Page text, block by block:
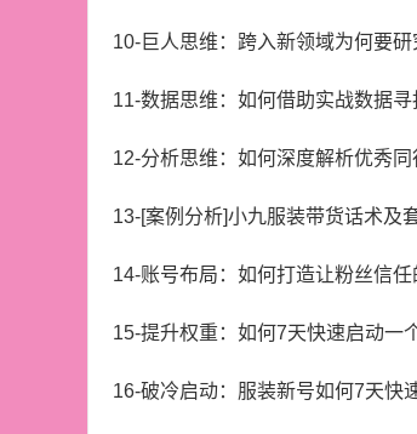
10-巨人思维：跨入新领域为何要
11-数据思维：如何借助实战数据
12-分析思维：如何深度解析优秀
13-[案例分析]小九服装带货话术及
14-账号布局：如何打造让粉丝信
15-提升权重：如何7天快速启动一
16-破冷启动：服装新号如何7天快